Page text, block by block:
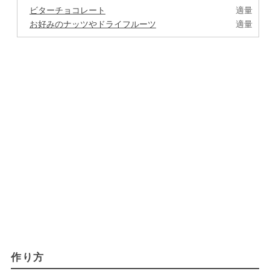
ビターチョコレート
適量
お好みのナッツやドライフルーツ
適量
作り方